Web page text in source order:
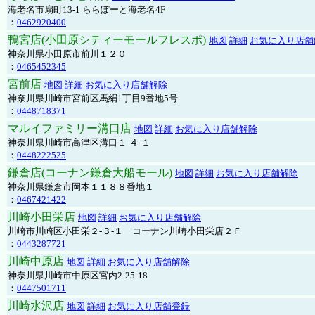
海老名市扇町13-1 ららぽーと海老名4F
： 0462920400
鴨宮店(小田原シティーモールフレスポ) 地図 詳細 お気に入り店
神奈川県小田原市前川１２０
： 0465452345
宮前店 地図 詳細 お気に入り店舗解除
神奈川県川崎市宮前区馬絹1丁目9番地5号
： 0448718371
マルイファミリー溝口店 地図 詳細 お気に入り店舗解除
神奈川県川崎市高津区溝口１-４-１
： 0448222525
鎌倉店(コーナン鎌倉大船モール) 地図 詳細 お気に入り店舗解除
神奈川県鎌倉市岡本１１８８番地１
： 0467421422
川崎小田栄店 地図 詳細 お気に入り店舗解除
川崎市川崎区小田栄２‐３‐１ コーナン川崎小田栄店２Ｆ
： 0443287721
川崎中原店 地図 詳細 お気に入り店舗解除
神奈川県川崎市中原区宮内2-25-18
： 0447501711
川崎水沢店 地図 詳細 お気に入り店舗登録